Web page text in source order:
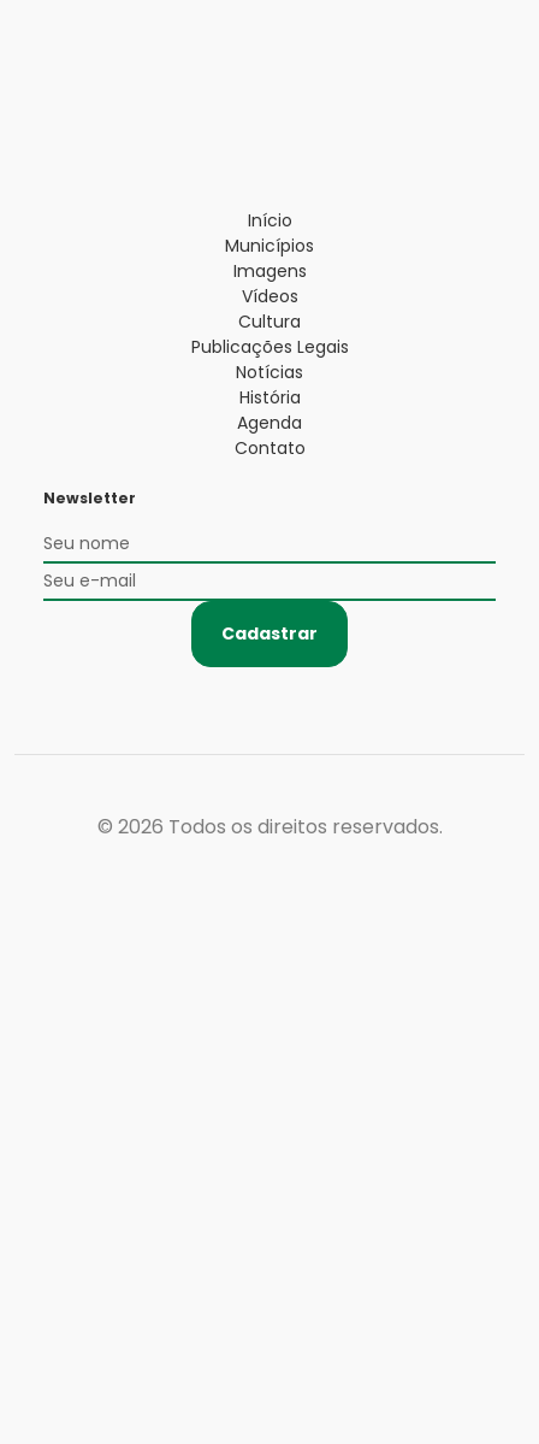
Início
Municípios
Imagens
Vídeos
Cultura
Publicações Legais
Notícias
História
Agenda
Contato
Newsletter
Cadastrar
© 2026 Todos os direitos reservados.